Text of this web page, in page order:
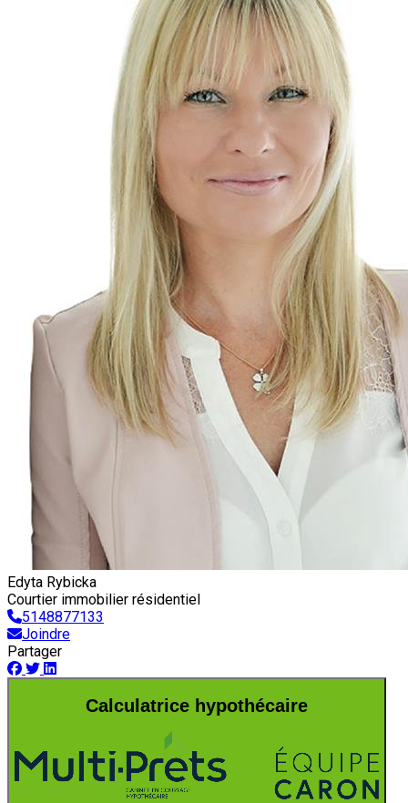
Edyta Rybicka
Courtier immobilier résidentiel
5148877133
Joindre
Partager
Calculatrice hypothécaire